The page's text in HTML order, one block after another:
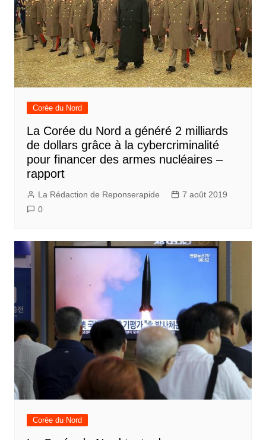
Corée du Nord
La Corée du Nord a généré 2 milliards
de dollars grâce à la cybercriminalité
pour financer des armes nucléaires –
rapport
La Rédaction de Reponserapide
7 août 2019
0
Corée du Nord